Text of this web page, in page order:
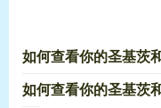
如何查看你的圣基茨
如何查看你的圣基茨